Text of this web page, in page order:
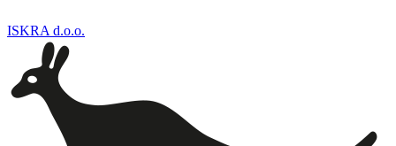
ISKRA d.o.o.